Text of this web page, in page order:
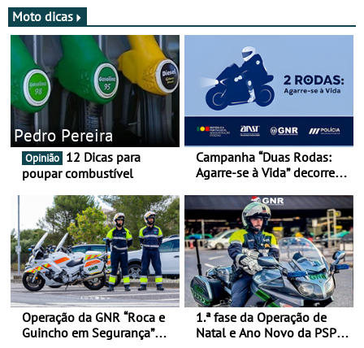
Moto dicas
Pedro Pereira
Opinião
poupar combustível
Campanha “Duas Rodas:
Agarre-se à Vida” decorre
Operação da GNR “Roca e
Guincho em Segurança”
1.ª fase da Operação de
Natal e Ano Novo da PSP e